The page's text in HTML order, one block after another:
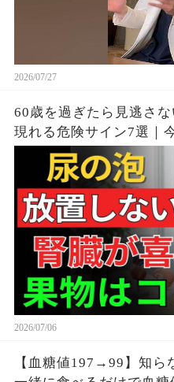
2026/07/27
60歳を過ぎたら見逃さ
現れる危険サイン7選｜
ニア向け
2026/07/06
【血糖値197→99】知ら